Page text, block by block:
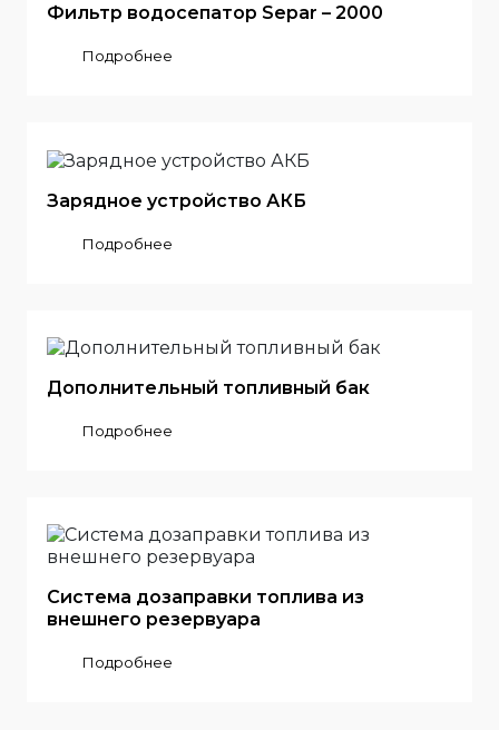
Фильтр водосепатор Separ – 2000
Подробнее
Зарядное устройство АКБ
Подробнее
Дополнительный топливный бак
Подробнее
Система дозаправки топлива из
внешнего резервуара
Подробнее